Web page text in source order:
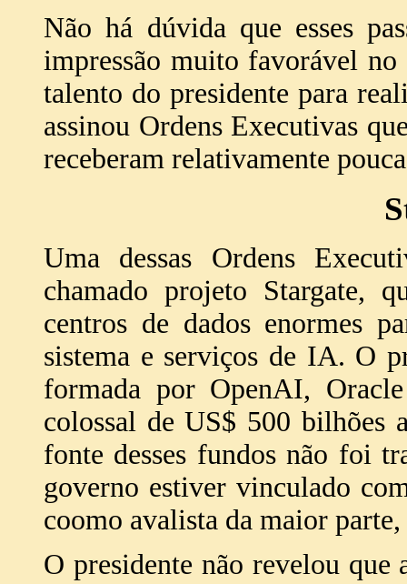
Não há dúvida que esses
impressão muito favorável
talento do presidente para
assinou Ordens Executivas
receberam relativamente
Uma dessas Ordens
chamado projeto Stargate,
centros de dados enormes
sistema e serviços de IA. O
formada por OpenAI,
colossal de US$ 500 bilhões
fonte desses fundos não foi
governo estiver vinculado
coomo avalista da maior parte,
O presidente não revelou que